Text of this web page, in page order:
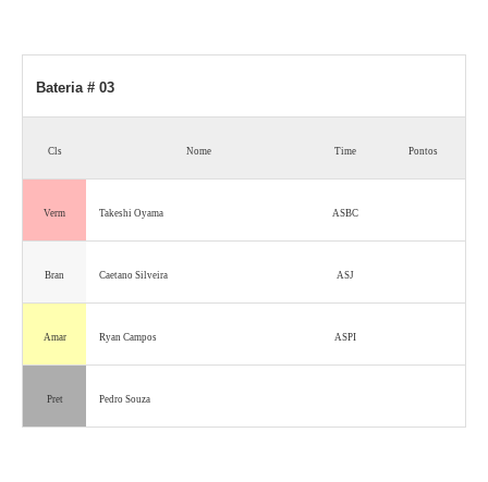
Bateria # 03
Cls Nome Time Pontos
Verm Takeshi Oyama ASBC
Bran Caetano Silveira ASJ
Amar Ryan Campos ASPI
Pret Pedro Souza